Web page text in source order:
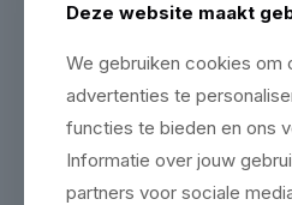
Deze website maakt
We gebruiken cookies om
advertenties te
functies te bieden en ons
Informatie over jouw
partners voor sociale